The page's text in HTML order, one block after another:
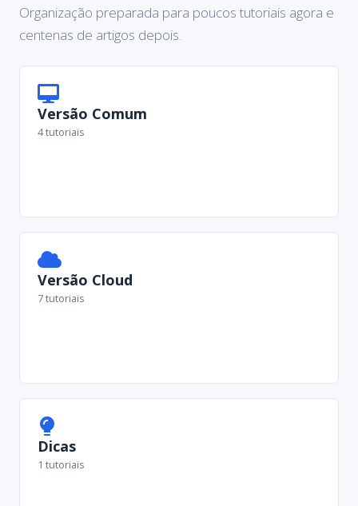
Organização preparada para poucos tutoriais agora e
centenas de artigos depois.
Versão Comum
4 tutoriais
Versão Cloud
7 tutoriais
Dicas
1 tutoriais